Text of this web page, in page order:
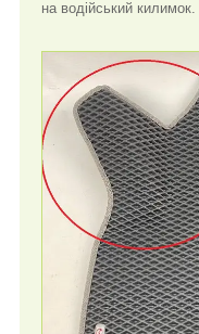
на водійський